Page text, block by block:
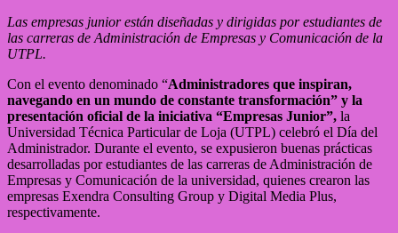
Las empresas junior están diseñadas y dirigidas por estudiantes de
las carreras de Administración de Empresas y Comunicación de la
UTPL.
Con el evento denominado “Administradores que inspiran,
navegando en un mundo de constante transformación” y la
presentación oficial de la iniciativa “Empresas Junior”, la
Universidad Técnica Particular de Loja (UTPL) celebró el Día del
Administrador. Durante el evento, se expusieron buenas prácticas
desarrolladas por estudiantes de las carreras de Administración de
Empresas y Comunicación de la universidad, quienes crearon las
empresas Exendra Consulting Group y Digital Media Plus,
respectivamente.